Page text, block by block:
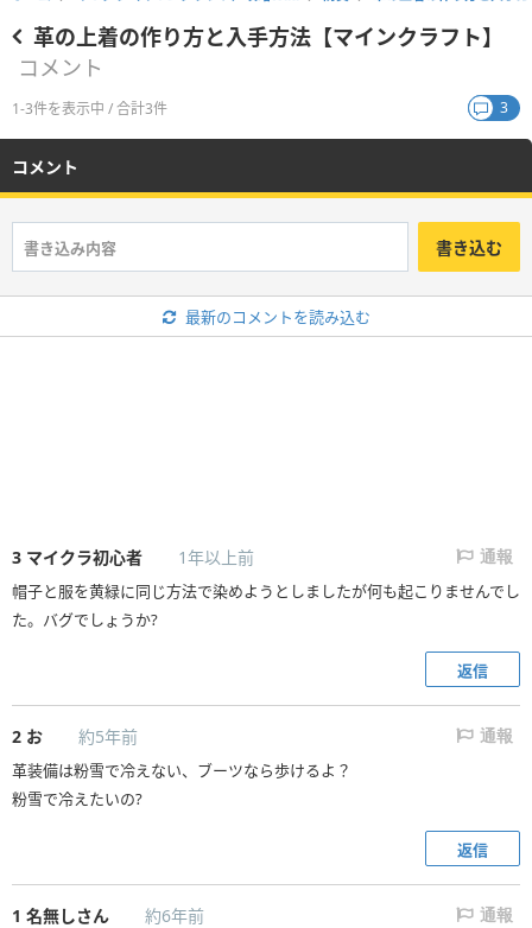
革の上着の作り方と入手方法【マインクラフト】
コメント
1-3件を表示中 / 合計3件 3
コメント
書き込む
最新のコメントを読み込む
3 マイクラ初心者 1年以上前 通報
帽子と服を黄緑に同じ方法で染めようとしましたが何も起こりませんでし
た。バグでしょうか?
返信
2 お 約5年前 通報
革装備は粉雪で冷えない、ブーツなら歩けるよ？
粉雪で冷えたいの?
返信
1 名無しさん 約6年前 通報